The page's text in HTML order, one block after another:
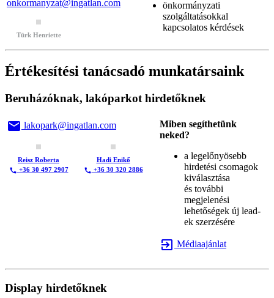
onkormanyzat@ingatlan.com
Türk Henriette
önkormányzati
szolgáltatásokkal
kapcsolatos kérdések
Értékesítési tanácsadó munkatársaink
Beruházóknak, lakóparkot hirdetőknek
email lakopark@ingatlan.com
Reisz Roberta
call +36 30 497 2907
Hadi Enikő
call +36 30 320 2886
Miben segíthetünk
neked?
a legelőnyösebb
hirdetési csomagok
kiválasztása
és további
megjelenési
lehetőségek új lead-
ek szerzésére
exit_to_app Médiaajánlat
Display hirdetőknek